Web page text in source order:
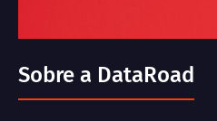
Sobre a DataRoad